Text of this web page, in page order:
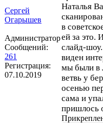
Сергей
Огарышев
Администратор
Сообщений:
261
Регистрация:
07.10.2019
Наталья
в
ей за это.
слайд-
виден
мы были в
ветвь у
осенью
сама и
пришлось